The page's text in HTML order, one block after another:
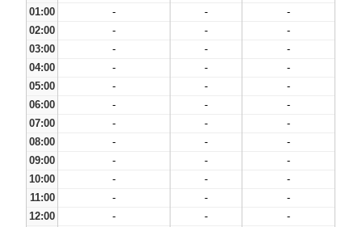
01:00
- -
-
02:00
- -
-
03:00
- -
-
04:00
- -
-
05:00
- -
-
06:00
- -
-
07:00
- -
-
08:00
- -
-
09:00
- -
-
10:00
- -
-
11:00
- -
-
12:00
- -
-